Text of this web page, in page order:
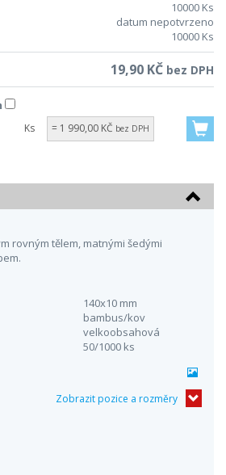
10000 Ks
datum nepotvrzeno
10000 Ks
19,90 KČ bez DPH
Ks = 1 990,00 KČ bez DPH
rovným tělem, matnými šedými
140x10 mm
bambus/kov
velkoobsahová
50/1000 ks
Zobrazit pozice a rozměry